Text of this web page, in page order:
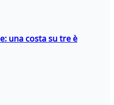
una costa su tre è